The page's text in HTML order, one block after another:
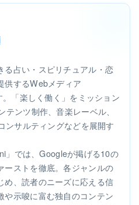
る占い・スピリチュアル・恋
供するWebメディア
「楽しく働く」をミッション
ンツ制作、音楽レーベル、
サルティングなどを展開す
」では、Googleが掲げる10の
ーストを徹底。各ジャンルの
め、読者のニーズに応える信
や示唆に富む独自のコンテン